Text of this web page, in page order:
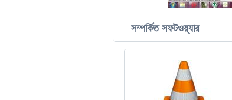
সম্পর্কিত সফটওয়্যার